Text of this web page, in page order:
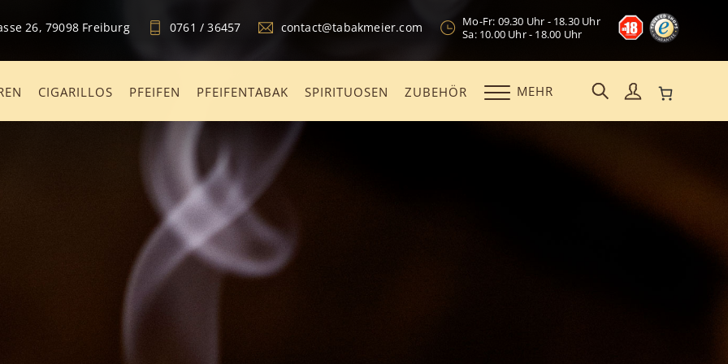
26, 79098 Freiburg 0761 / 36457 contact@tabakmeier.com
Mo-Fr: 09.30 Uhr - 18.30 Uhr
Sa: 10.00 Uhr - 18.00 Uhr
CIGARILLOS PFEIFEN PFEIFENTABAK SPIRITUOSEN ZUBEHÖR MEHR